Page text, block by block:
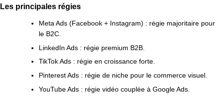
Les principales régies
Meta Ads (Facebook + Instagram) : régie majoritaire pour
le B2C.
LinkedIn Ads : régie premium B2B.
TikTok Ads : régie en croissance forte.
Pinterest Ads : régie de niche pour le commerce visuel.
YouTube Ads : régie vidéo couplée à Google Ads.